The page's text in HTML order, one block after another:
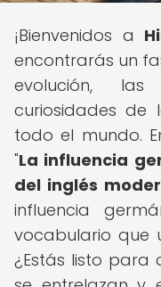
¡Bienvenidos a
encontrarás un
evolución,
curiosidades de
todo el mundo.
"La influencia
del inglés
influencia
vocabulario que
¿Estás listo para